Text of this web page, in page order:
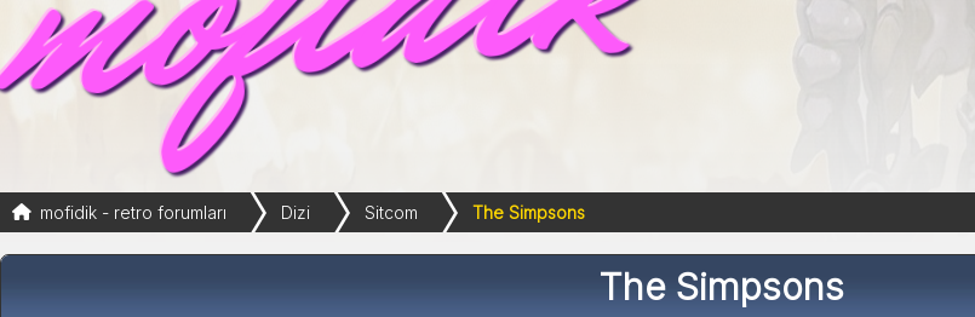
mofidik - retro forumları Dizi Sitcom The Simpsons
The Simpsons